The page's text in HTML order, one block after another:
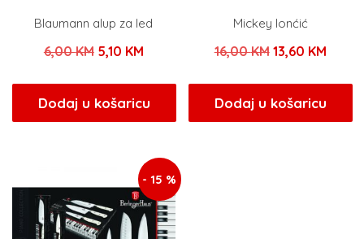
Blaumann alup za led
6,00KM Izvorna
bila
je:
5,10 KMTrenutna
je:
5,10 KM.
Dodaj u košaricu
Mickey lonćić
16,00KM Izvorna
bila
je:
13,60 KM
je:
13,60
Dodaj u košaricu
- 15 %